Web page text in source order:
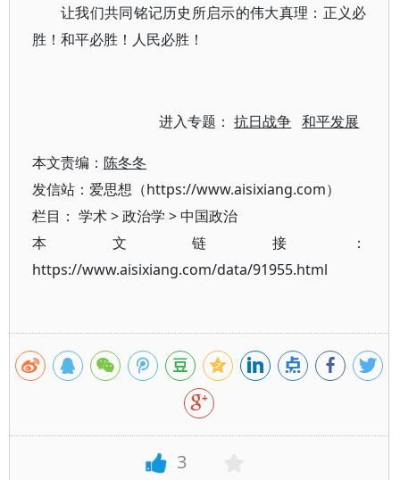
让我们共同铭记历史所启示的伟大真理：正义必
胜！和平必胜！人民必胜！
进入专题：抗日战争 和平发展
本文责编： 陈冬冬
发信站：爱思想（https://www.aisixiang.com）
栏目： 学术>政治学 >中国政治
本文链接：
https://www.aisixiang.com/data/91955.html
3